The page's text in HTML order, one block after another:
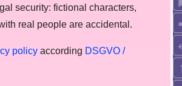
security: fictional characters,
real people are accidental.
policy according DSGVO /